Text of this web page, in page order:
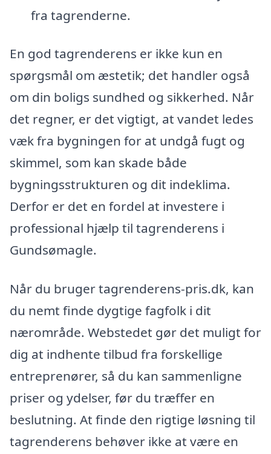
fra tagrenderne.
En god tagrenderens er ikke kun en
spørgsmål om æstetik; det handler også
om din boligs sundhed og sikkerhed. Når
det regner, er det vigtigt, at vandet ledes
væk fra bygningen for at undgå fugt og
skimmel, som kan skade både
bygningsstrukturen og dit indeklima.
Derfor er det en fordel at investere i
professional hjælp til tagrenderens i
Gundsømagle.
Når du bruger tagrenderens-pris.dk, kan
du nemt finde dygtige fagfolk i dit
nærområde. Webstedet gør det muligt for
dig at indhente tilbud fra forskellige
entreprenører, så du kan sammenligne
priser og ydelser, før du træffer en
beslutning. At finde den rigtige løsning til
tagrenderens behøver ikke at være en